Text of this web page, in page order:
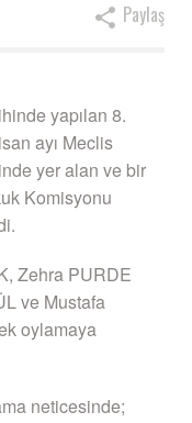
Paylaş
yapılan 8.
ayı Meclis
yer alan ve bir
Komisyonu
Zehra PURDE
ve Mustafa
oylamaya
neticesinde;